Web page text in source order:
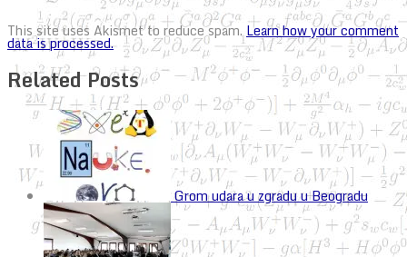
This site uses Akismet to reduce spam.Learn how your comment
data is processed.
Related Posts
Grom udara u zgradu u Beogradu